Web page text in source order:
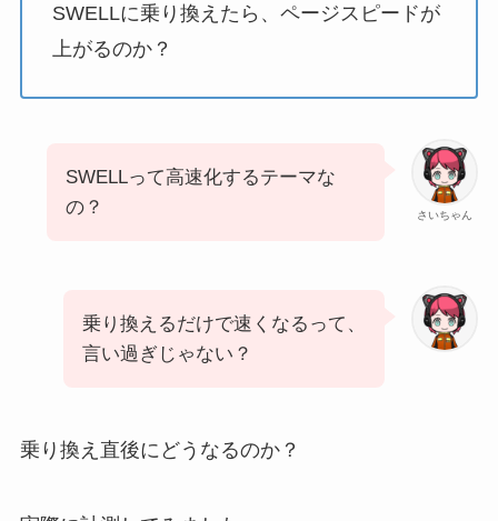
SWELLに乗り換えたら、ページスピードが
上がるのか？
さいちゃん
SWELLって高速化するテーマな
の？
乗り換えるだけで速くなるって、
言い過ぎじゃない？
乗り換え直後にどうなるのか？